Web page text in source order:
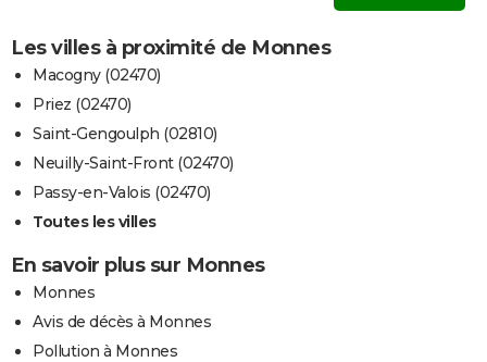
Les villes à proximité de Monnes
Macogny (02470)
Priez (02470)
Saint-Gengoulph (02810)
Neuilly-Saint-Front (02470)
Passy-en-Valois (02470)
Toutes les villes
En savoir plus sur Monnes
Monnes
Avis de décès à Monnes
Pollution à Monnes